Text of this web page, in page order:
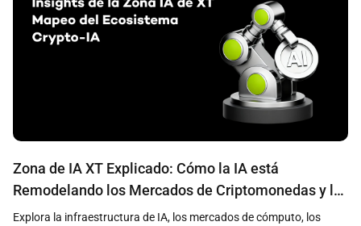
Zona de IA XT Explicado: Cómo la IA está
Remodelando los Mercados de Criptomonedas y la
Creación de Valor
Explora la infraestructura de IA, los mercados de cómputo, los